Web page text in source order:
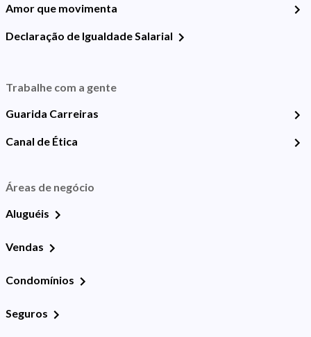
Amor que movimenta
Declaração de Igualdade Salarial
Trabalhe com a gente
Guarida Carreiras
Canal de Ética
Áreas de negócio
Aluguéis
Vendas
Condomínios
Seguros